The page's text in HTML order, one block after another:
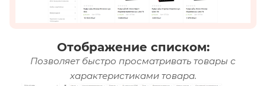
Отображение списком:
Позволяет быстро просматривать товары с
характеристиками товара.